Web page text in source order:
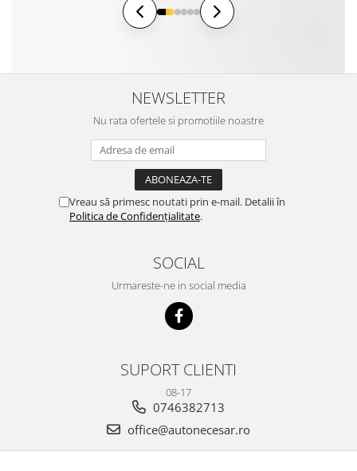
NEWSLETTER
Nu rata ofertele si promotiile noastre
Vreau să primesc noutati prin e-mail. Detalii în
Politica de Confidențialitate.
SOCIAL
Urmareste-ne in social media
SUPORT CLIENTI
08-17
0746382713
office@autonecesar.ro